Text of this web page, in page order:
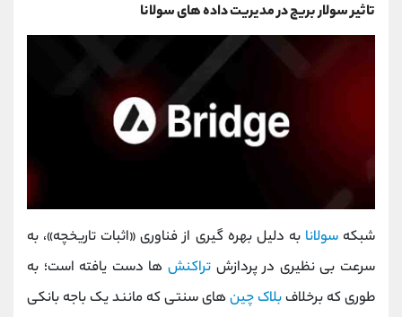
تاثیر سولار بریج در مدیریت داده های سولانا
شبکهسولانا به دلیل بهره‌ گیری از فناوری «اثبات تاریخچه»، به
سرعت بی ‌نظیری در پردازش تراکنش‌ ها دست یافته است؛ به
طوری که برخلافبلاک چین‌های سنتی که مانند یک باجه بانکی